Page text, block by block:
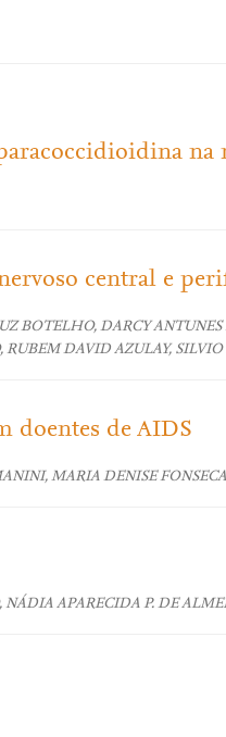
na
central e
BOTELHO, DARCY
DAVID AZULAY,
doentes de AIDS
MARIA DENISE
APARECIDA P. DE